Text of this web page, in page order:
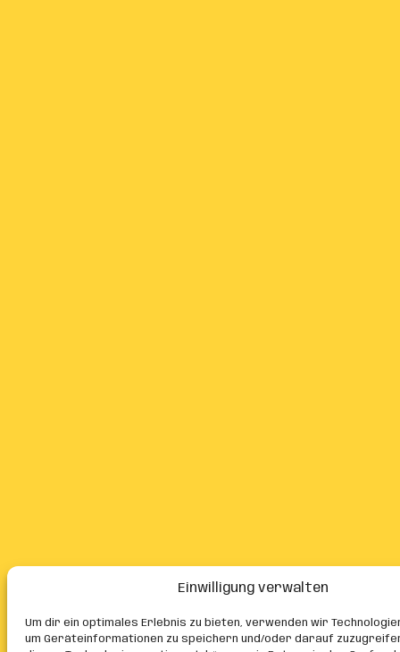
Einwilligung verwalten
Um dir ein optimales Erlebnis zu bieten, verwenden wir
um Geräteinformationen zu speichern und/oder darauf